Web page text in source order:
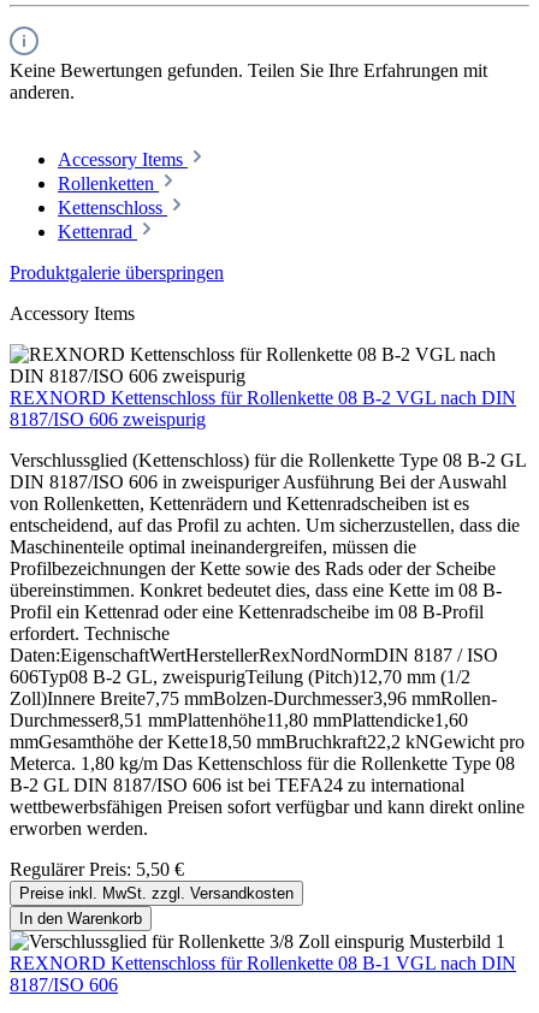
Keine Bewertungen gefunden. Teilen Sie Ihre Erfahrungen mit
anderen.
Accessory Items
Rollenketten
Kettenschloss
Kettenrad
Produktgalerie überspringen
Accessory Items
REXNORD Kettenschloss für Rollenkette 08 B-2 VGL nach DIN
8187/ISO 606 zweispurig
Verschlussglied (Kettenschloss) für die Rollenkette Type 08 B-2 GL
DIN 8187/ISO 606 in zweispuriger Ausführung Bei der Auswahl
von Rollenketten, Kettenrädern und Kettenradscheiben ist es
entscheidend, auf das Profil zu achten. Um sicherzustellen, dass die
Maschinenteile optimal ineinandergreifen, müssen die
Profilbezeichnungen der Kette sowie des Rads oder der Scheibe
übereinstimmen. Konkret bedeutet dies, dass eine Kette im 08 B-
Profil ein Kettenrad oder eine Kettenradscheibe im 08 B-Profil
erfordert. Technische
Daten:EigenschaftWertHerstellerRexNordNormDIN 8187 / ISO
606Typ08 B-2 GL, zweispurigTeilung (Pitch)12,70 mm (1/2
Zoll)Innere Breite7,75 mmBolzen-Durchmesser3,96 mmRollen-
Durchmesser8,51 mmPlattenhöhe11,80 mmPlattendicke1,60
mmGesamthöhe der Kette18,50 mmBruchkraft22,2 kNGewicht pro
Meterca. 1,80 kg/m Das Kettenschloss für die Rollenkette Type 08
B-2 GL DIN 8187/ISO 606 ist bei TEFA24 zu international
wettbewerbsfähigen Preisen sofort verfügbar und kann direkt online
erworben werden.
Regulärer Preis: 5,50 €
Preise inkl. MwSt. zzgl. Versandkosten
In den Warenkorb
REXNORD Kettenschloss für Rollenkette 08 B-1 VGL nach DIN
8187/ISO 606